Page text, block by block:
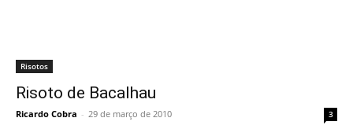
Risotos
Risoto de Bacalhau
Ricardo Cobra - 29 de março de 2010 3